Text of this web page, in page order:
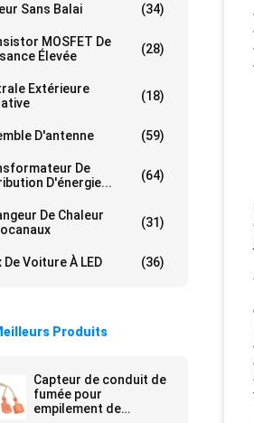
Sans Balai (34)
MOSFET De
Élevée
(28)
Extérieure
(18)
D'antenne (59)
De
D'énergie...
(64)
De Chaleur
(31)
De Voiture À LED (36)
Produits
Capteur de conduit de
fumée pour
empilement de